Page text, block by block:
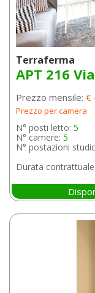
Terraferma
APT 216
Prezzo mensile: €
Prezzo per camera
N° posti letto: 5
N° camere: 5
N° postazioni
Durata